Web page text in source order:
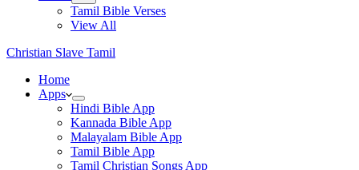
Tamil Bible Verses
View All
Christian Slave Tamil
Home
Apps
Hindi Bible App
Kannada Bible App
Malayalam Bible App
Tamil Bible App
Tamil Christian Songs App